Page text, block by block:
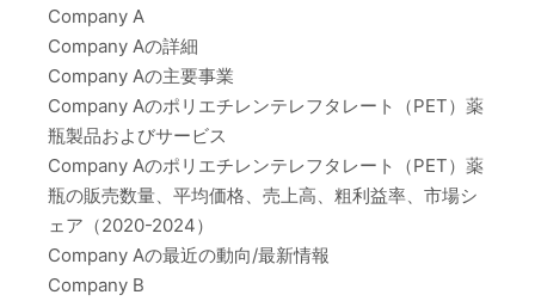
Company A
Company Aの詳細
Company Aの主要事業
Company Aのポリエチレンテレフタレート（PET）薬
瓶製品およびサービス
Company Aのポリエチレンテレフタレート（PET）薬
瓶の販売数量、平均価格、売上高、粗利益率、市場シ
ェア（2020-2024）
Company Aの最近の動向/最新情報
Company B